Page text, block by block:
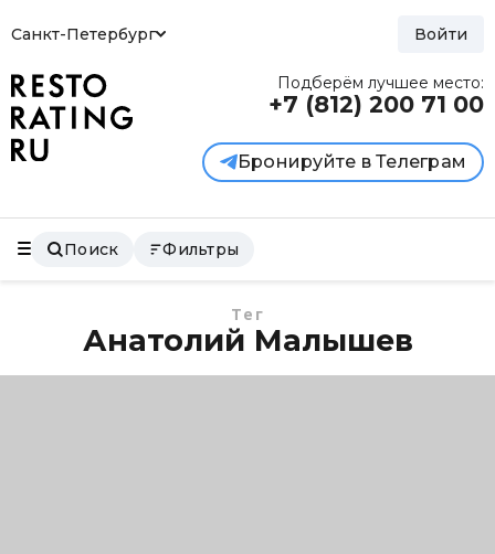
Санкт-Петербург Войти
Подберём лучшее место:
+7 (812) 200 71 00
Бронируйте в Телеграм
Поиск Фильтры
Тег
Анатолий Малышев